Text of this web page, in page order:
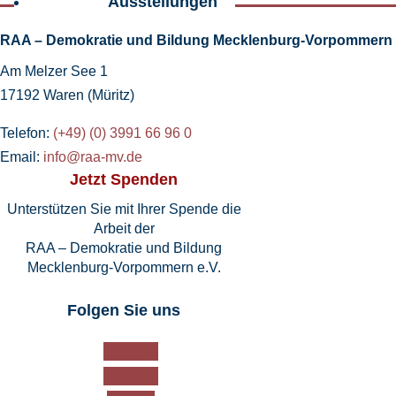
RAA – Demokratie und Bildung Mecklenburg-Vorpommern
Am Melzer See 1
17192 Waren (Müritz)
Telefon: (+49) (0) 3991 66 96 0
Email: info@raa-mv.de
Jetzt Spenden
Unterstützen Sie mit Ihrer Spende die
Arbeit der
RAA – Demokratie und Bildung
Mecklenburg-Vorpommern e.V.
Folgen Sie uns